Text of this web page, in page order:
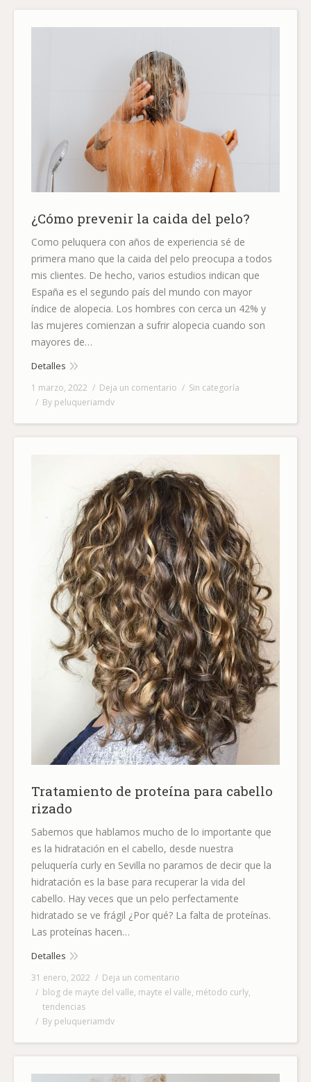
¿Cómo prevenir la caida del pelo?
Como peluquera con años de experiencia sé de
primera mano que la caida del pelo preocupa a todos
mis clientes. De hecho, varios estudios indican que
España es el segundo país del mundo con mayor
índice de alopecia. Los hombres con cerca un 42% y
las mujeres comienzan a sufrir alopecia cuando son
mayores de…
Detalles
1 marzo, 2022 Deja un comentario
Sin categoría
By peluqueriamdv
Tratamiento de proteína para cabello
rizado
Sabemos que hablamos mucho de lo importante que
es la hidratación en el cabello, desde nuestra
peluquería curly en Sevilla no paramos de decir que la
hidratación es la base para recuperar la vida del
cabello. Hay veces que un pelo perfectamente
hidratado se ve frágil ¿Por qué? La falta de proteínas.
Las proteínas hacen…
Detalles
31 enero, 2022
Deja un comentario
blog de mayte del valle, mayte el valle, método curly,
tendencias
By peluqueriamdv